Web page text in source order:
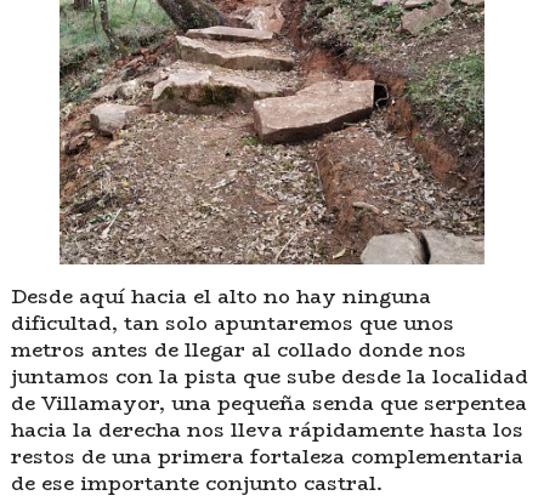
Desde aquí hacia el alto no hay ninguna
dificultad, tan solo apuntaremos que unos
metros antes de llegar al collado donde nos
juntamos con la pista que sube desde la localidad
de Villamayor, una pequeña senda que serpentea
hacia la derecha nos lleva rápidamente hasta los
restos de una primera fortaleza complementaria
de ese importante conjunto castral.